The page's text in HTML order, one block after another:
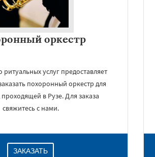
оркестр
ритуальных услуг предоставляет
похоронный оркестр для
в Рузе. Для заказа
свяжитесь с нами.
ЗАКАЗАТЬ